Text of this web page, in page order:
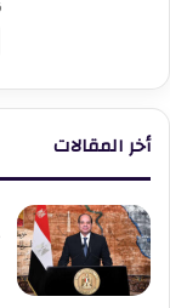
أخر المقالات